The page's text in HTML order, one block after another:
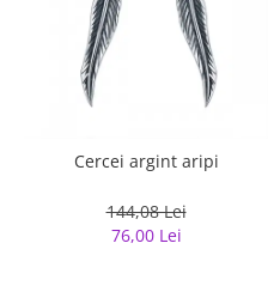
Cercei argint aripi
144,08 Lei
76,00 Lei